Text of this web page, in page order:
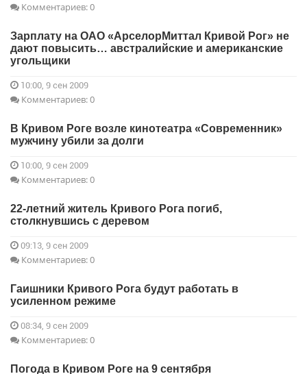
Комментариев: 0
Зарплату на ОАО «АрселорМиттал Кривой Рог» не
дают повысить… австралийские и американские
угольщики
10:00, 9 сен 2009
Комментариев: 0
В Кривом Роге возле кинотеатра «Современник»
мужчину убили за долги
10:00, 9 сен 2009
Комментариев: 0
22-летний житель Кривого Рога погиб,
столкнувшись с деревом
09:13, 9 сен 2009
Комментариев: 0
Гаишники Кривого Рога будут работать в
усиленном режиме
08:34, 9 сен 2009
Комментариев: 0
Погода в Кривом Роге на 9 сентября